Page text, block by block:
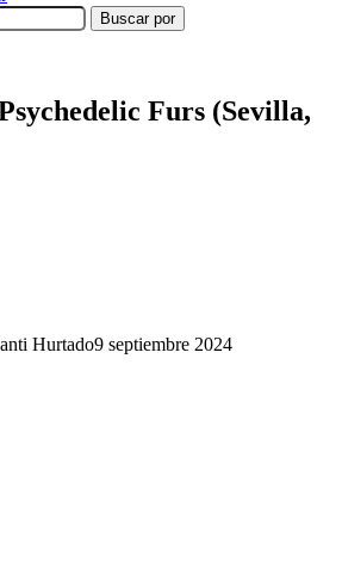
Buscar por
Furs (Sevilla,
Hurtado9 septiembre 2024